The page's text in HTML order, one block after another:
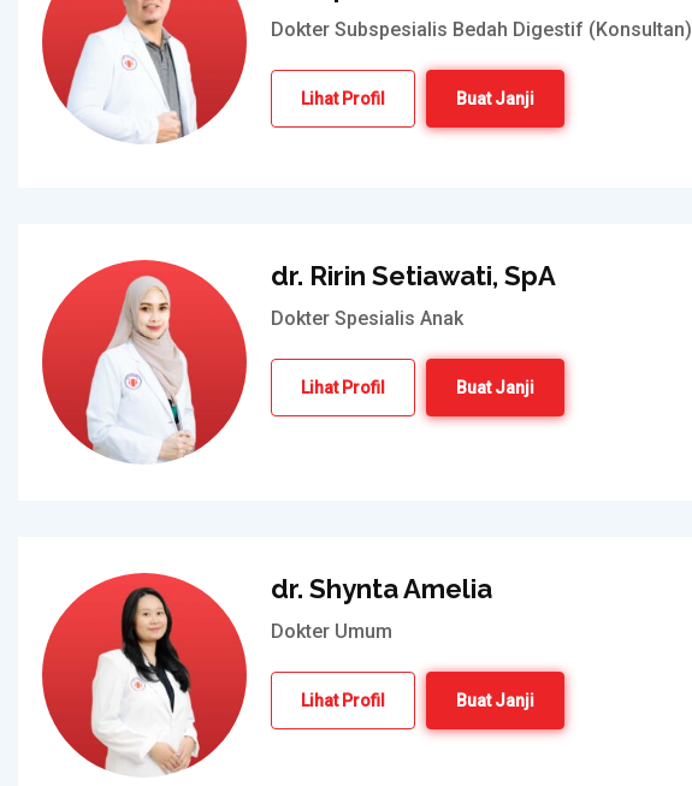
Dokter Subspesialis Bedah Digestif (Konsultan)
Lihat Profil Buat Janji
dr. Ririn Setiawati, SpA
Dokter Spesialis Anak
Lihat Profil Buat Janji
dr. Shynta Amelia
Dokter Umum
Lihat Profil Buat Janji